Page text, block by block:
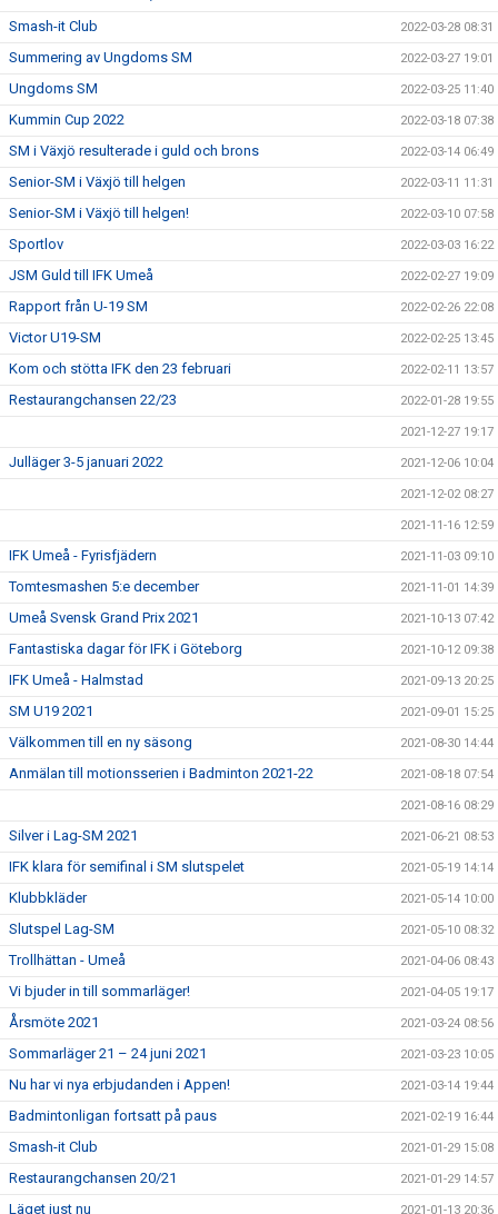
Smash-it Club 2022-03-28 08:31
Summering av Ungdoms SM 2022-03-27 19:01
Ungdoms SM 2022-03-25 11:40
Kummin Cup 2022 2022-03-18 07:38
SM i Växjö resulterade i guld och brons 2022-03-14 06:49
Senior-SM i Växjö till helgen 2022-03-11 11:31
Senior-SM i Växjö till helgen! 2022-03-10 07:58
Sportlov 2022-03-03 16:22
JSM Guld till IFK Umeå 2022-02-27 19:09
Rapport från U-19 SM 2022-02-26 22:08
Victor U19-SM 2022-02-25 13:45
Kom och stötta IFK den 23 februari 2022-02-11 13:57
Restaurangchansen 22/23 2022-01-28 19:55
2021-12-27 19:17
Julläger 3-5 januari 2022 2021-12-06 10:04
2021-12-02 08:27
2021-11-16 12:59
IFK Umeå - Fyrisfjädern 2021-11-03 09:10
Tomtesmashen 5:e december 2021-11-01 14:39
Umeå Svensk Grand Prix 2021 2021-10-13 07:42
Fantastiska dagar för IFK i Göteborg 2021-10-12 09:38
IFK Umeå - Halmstad 2021-09-13 20:25
SM U19 2021 2021-09-01 15:25
Välkommen till en ny säsong 2021-08-30 14:44
Anmälan till motionsserien i Badminton 2021-22 2021-08-18 07:54
2021-08-16 08:29
Silver i Lag-SM 2021 2021-06-21 08:53
IFK klara för semifinal i SM slutspelet 2021-05-19 14:14
Klubbkläder 2021-05-14 10:00
Slutspel Lag-SM 2021-05-10 08:32
Trollhättan - Umeå 2021-04-06 08:43
Vi bjuder in till sommarläger! 2021-04-05 19:17
Årsmöte 2021 2021-03-24 08:56
Sommarläger 21 – 24 juni 2021 2021-03-23 10:05
Nu har vi nya erbjudanden i Appen! 2021-03-14 19:44
Badmintonligan fortsatt på paus 2021-02-19 16:44
Smash-it Club 2021-01-29 15:08
Restaurangchansen 20/21 2021-01-29 14:57
Läget just nu 2021-01-13 20:36